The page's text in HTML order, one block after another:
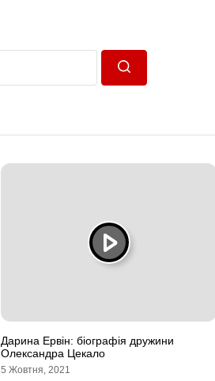
Дарина Ервін: біографія дружини
Олександра Цекало
5 Жовтня, 2021